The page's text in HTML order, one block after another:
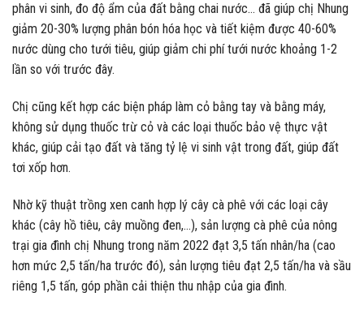
phân vi sinh, đo độ ẩm của đất bằng chai nước… đã giúp chị Nhung
giảm 20-30% lượng phân bón hóa học và tiết kiệm được 40-60%
nước dùng cho tưới tiêu, giúp giảm chi phí tưới nước khoảng 1-2
lần so với trước đây.
Chị cũng kết hợp các biện pháp làm cỏ bằng tay và bằng máy,
không sử dụng thuốc trừ cỏ và các loại thuốc bảo vệ thực vật
khác, giúp cải tạo đất và tăng tỷ lệ vi sinh vật trong đất, giúp đất
tơi xốp hơn.
Nhờ kỹ thuật trồng xen canh hợp lý cây cà phê với các loại cây
khác (cây hồ tiêu, cây muồng đen,…), sản lượng cà phê của nông
trại gia đình chị Nhung trong năm 2022 đạt 3,5 tấn nhân/ha (cao
hơn mức 2,5 tấn/ha trước đó), sản lượng tiêu đạt 2,5 tấn/ha và sầu
riêng 1,5 tấn, góp phần cải thiện thu nhập của gia đình.